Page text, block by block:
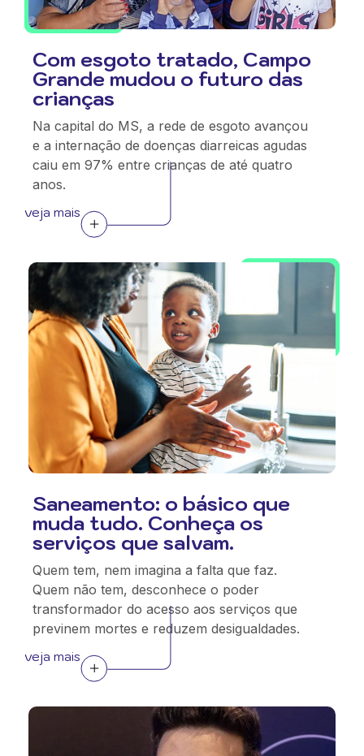
Com esgoto tratado, Campo
Grande mudou o futuro das
crianças
Na capital do MS, a rede de esgoto avançou
e a internação de doenças diarreicas agudas
caiu em 97% entre crianças de até quatro
anos.
veja mais
Saneamento: o básico que
muda tudo. Conheça os
serviços que salvam.
Quem tem, nem imagina a falta que faz.
Quem não tem, desconhece o poder
transformador do acesso aos serviços que
previnem mortes e reduzem desigualdades.
veja mais